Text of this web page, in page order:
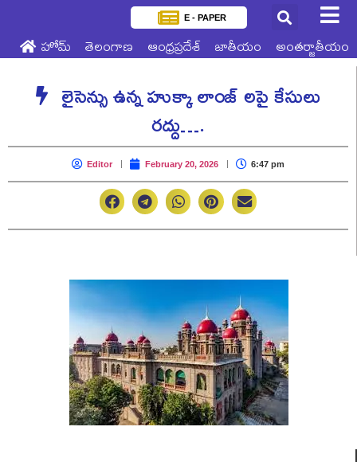
E - PAPER
హోమ్ తెలంగాణ ఆంధ్రప్రదేశ్ జాతీయం అంతర్జాతీయం
లైసెన్సు ఉన్న హుక్కా లాంజ్ లపై కేసులు
రద్దు….
Editor February 20, 2026 6:47 pm